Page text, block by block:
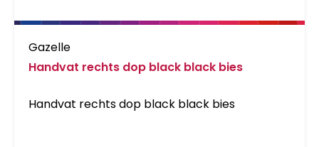
Gazelle
Handvat rechts dop black black bies
Handvat rechts dop black black bies